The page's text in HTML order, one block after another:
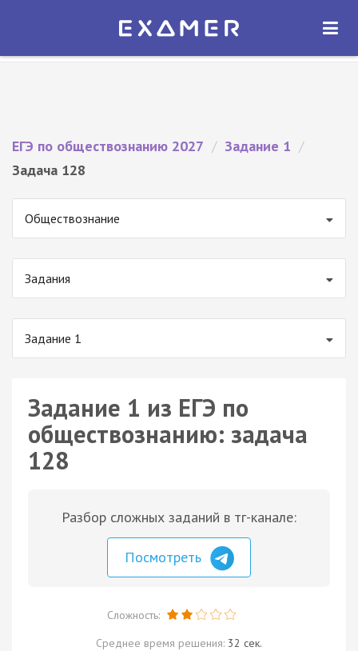
Экзамер — ЕГЭ 2027
ОТКРЫТЬ
ЕГЭ по обществознанию 2027 / Задание 1 /
Задача 128
Обществознание
Задания
Задание 1
Задание 1 из ЕГЭ по
обществознанию: задача
128
Разбор сложных заданий в тг-канале:
Посмотреть
Сложность:
Среднее время решения: 32 сек.